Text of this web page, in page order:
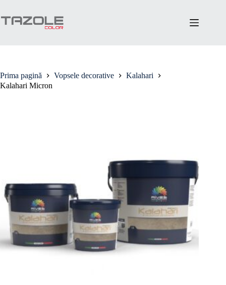
conținut
Prima pagină Vopsele decorative
Kalahari
Kalahari Micron